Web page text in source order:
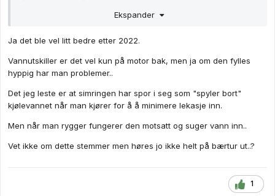
motoren kan dermed ikke belastes like mye. Det er en grunn til
alt ut her ved at man har mulighet til å holde øye med
Ekspander
Ja det ble vel litt bedre etter 2022.
Vannutskiller er det vel kun på motor bak, men ja om den fylles
hyppig har man problemer..
Det jeg leste er at simringen har spor i seg som "spyler bort"
kjølevannet når man kjører for å å minimere lekasje inn.
Men når man rygger fungerer den motsatt og suger vann inn..
Vet ikke om dette stemmer men høres jo ikke helt på bærtur ut..?
1